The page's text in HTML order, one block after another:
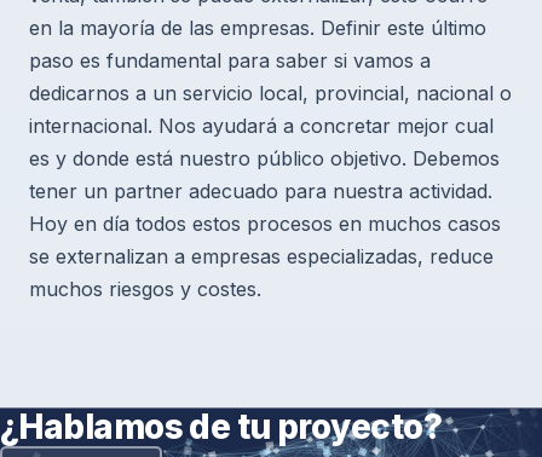
en la mayoría de las empresas. Definir este último
paso es fundamental para saber si vamos a
dedicarnos a un servicio local, provincial, nacional o
internacional. Nos ayudará a concretar mejor cual
es y donde está nuestro público objetivo. Debemos
tener un partner adecuado para nuestra actividad.
Hoy en día todos estos procesos en muchos casos
se externalizan a empresas especializadas, reduce
muchos riesgos y costes.
¿Hablamos de tu proyecto?